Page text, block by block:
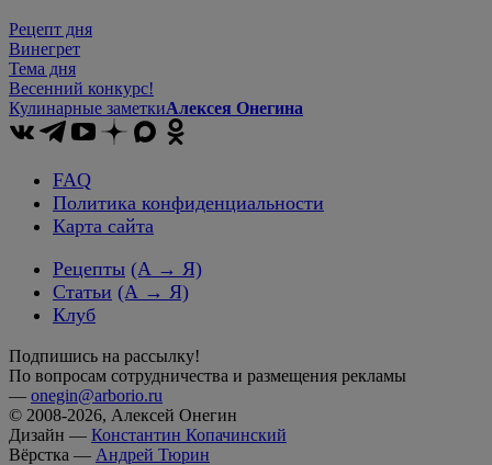
Рецепт дня
Винегрет
Тема дня
Весенний конкурс!
Кулинарные заметкиАлексея Онегина
FAQ
Политика конфиденциальности
Карта сайта
Рецепты (А → Я)
Статьи (А → Я)
Клуб
Подпишись на рассылку!
По вопросам сотрудничества и размещения рекламы
— onegin@arborio.ru
© 2008-2026, Алексей Онегин
Дизайн — Константин Копачинский
Вёрстка — Андрей Тюрин